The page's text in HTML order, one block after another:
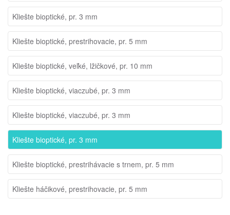
Kliešte bioptické, pr. 3 mm
Kliešte bioptické, prestrihovacie, pr. 5 mm
Kliešte bioptické, veľké, lžičkové, pr. 10 mm
Kliešte bioptické, viaczubé, pr. 3 mm
Kliešte bioptické, viaczubé, pr. 3 mm
Kliešte bioptické, pr. 3 mm
Kliešte bioptické, prestrihávacie s trnem, pr. 5 mm
Kliešte háčikové, prestrihovacie, pr. 5 mm